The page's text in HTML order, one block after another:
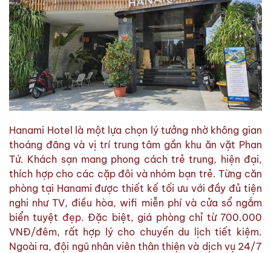
Hanami Hotel là một lựa chọn lý tưởng nhờ không gian
thoáng đãng và vị trí trung tâm gần khu ăn vặt Phan
Tứ. Khách sạn mang phong cách trẻ trung, hiện đại,
thích hợp cho các cặp đôi và nhóm bạn trẻ. Từng căn
phòng tại Hanami được thiết kế tối ưu với đầy đủ tiện
nghi như TV, điều hòa, wifi miễn phí và cửa sổ ngắm
biển tuyệt đẹp. Đặc biệt, giá phòng chỉ từ 700.000
VNĐ/đêm, rất hợp lý cho chuyến du lịch tiết kiệm.
Ngoài ra, đội ngũ nhân viên thân thiện và dịch vụ 24/7